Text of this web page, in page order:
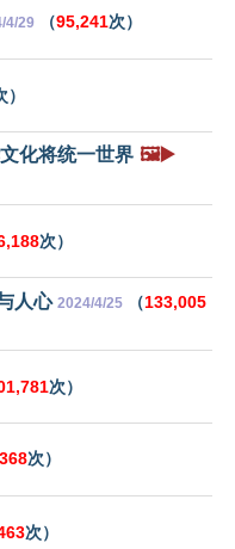
4/29 （95,241次）
）
化将统一世界 🖼️▶️
次）
人心 2024/4/25 （133,005
次）
次）
次）